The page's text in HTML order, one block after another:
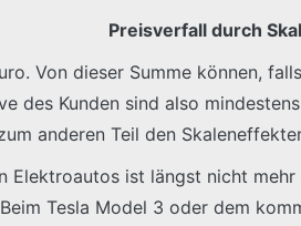
Preisverfall durch
Von dieser Summe können,
des Kunden sind also
anderen Teil den
ist längst nicht
Tesla Model 3 oder dem